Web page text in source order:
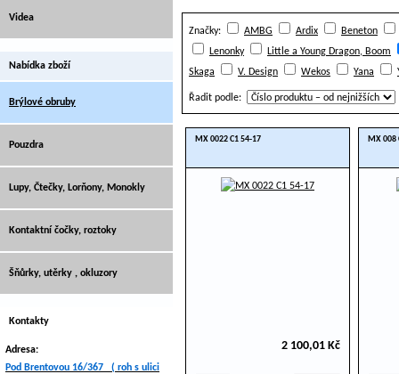
Značky: AMBG Ardix
Beneton
Lenonky
Little a Young Dragon, Boom
Skaga
V. Design Wekos Yana
Řadit podle:
MX 0022 C1 54-17
2 100,01 Kč
MX 008
Videa
Nabídka zboží
Brýlové obruby
Pouzdra
Lupy, Čtečky, Lorňony, Monokly
Kontaktní čočky, roztoky
Šňůrky, utěrky , okluzory
Kontakty
Adresa:
Pod Brentovou 16/367 ( roh s ulici